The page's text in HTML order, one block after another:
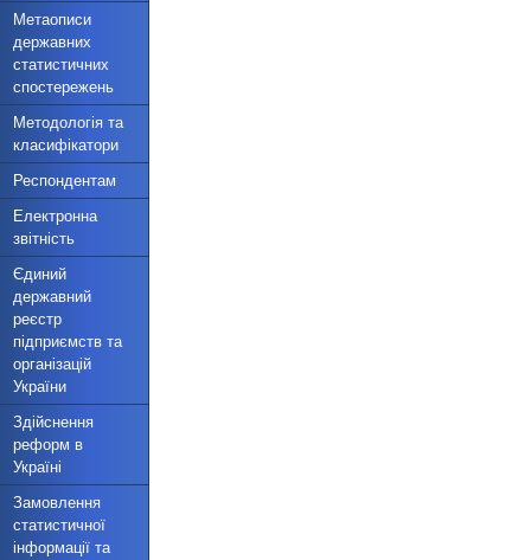
Метаописи
державних
статистичних
спостережень
Методологія та
класифікатори
Респондентам
Електронна
звітність
Єдиний
державний
реєстр
підприємств та
організацій
України
Здійснення
реформ в
Україні
Замовлення
статистичної
інформації та